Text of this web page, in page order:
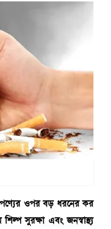
পণ্যের ওপর বড় ধরনের কর
সুরক্ষা এবং জনস্বাস্থ্য